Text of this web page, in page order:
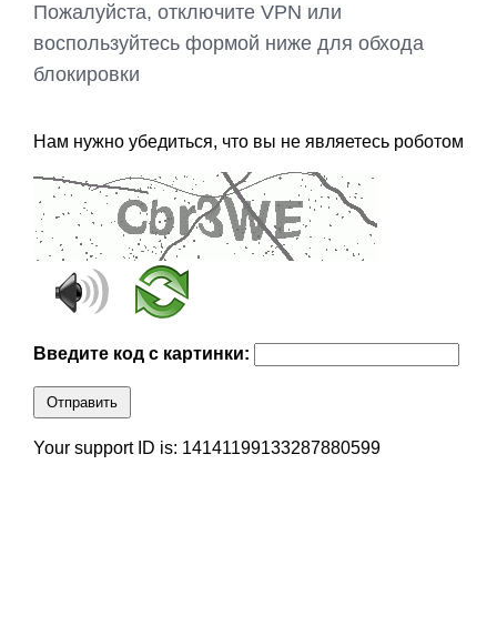
Пожалуйста, отключите VPN или
воспользуйтесь формой ниже для обхода
блокировки
Нам нужно убедиться, что вы не являетесь роботом
Введите код с картинки:
Отправить
Your support ID is: 14141199133287880599